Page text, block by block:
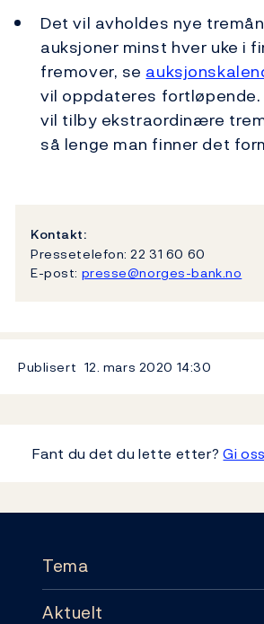
Det vil avholdes nye
auksjoner minst hver uke i
fremover, se
vil oppdateres fortløpende.
vil tilby ekstraordinære
så lenge man finner det
Kontakt:
Pressetelefon: 22 31 60 60
E-post: presse@norges-bank.no
Publisert 12. mars 2020 14:30
Fant du det du lette etter?Gi
Tema
Tema
Aktuelt